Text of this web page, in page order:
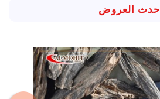
احدث العروض